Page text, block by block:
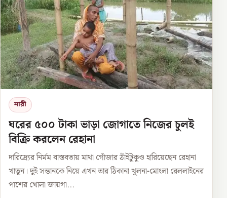
নারী
ঘরের ৫০০ টাকা ভাড়া জোগাতে নিজের চুলই
বিক্রি করলেন রেহানা
দারিদ্র্যের নির্মম বাস্তবতায় মাথা গোঁজার ঠাঁইটুকুও হারিয়েছেন রেহানা
খাতুন। দুই সন্তানকে নিয়ে এখন তার ঠিকানা খুলনা-মোংলা রেললাইনের
পাশের খোলা জায়গা...